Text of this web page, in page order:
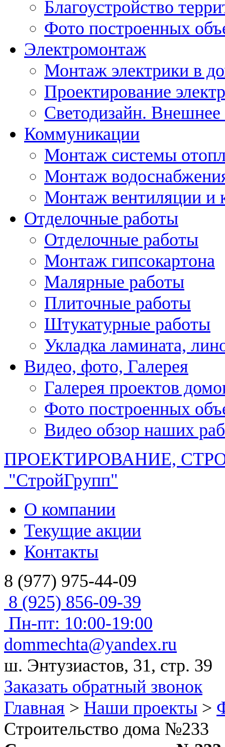
Благоустройство
Фото построенных
Электромонтаж
Монтаж электрики в
Проектирование
Светодизайн.
Коммуникации
Монтаж системы
Монтаж
Монтаж вентиляции и
Отделочные работы
Отделочные работы
Монтаж гипсокартона
Малярные работы
Плиточные работы
Штукатурные работы
Укладка ламината,
Видео, фото, Галерея
Галерея проектов
Фото построенных
Видео обзор наших
ПРОЕКТИРОВАНИЕ,
"СтройГрупп"
О компании
Текущие акции
Контакты
8 (977) 975-44-09
8 (925) 856-09-39
Пн-пт: 10:00-19:00
dommechta@yandex.ru
ш. Энтузиастов, 31, стр. 39
Заказать обратный звонок
Главная > Наши проекты >
Строительство дома №233